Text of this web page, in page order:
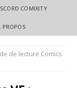
COMIXITY
PROPOS
de lecture Comics